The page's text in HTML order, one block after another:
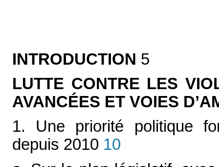
INTRODUCTION 5
LUTTE CONTRE LES
AVANCÉES ET VOIES
1. Une priorité politique
depuis 2010 10